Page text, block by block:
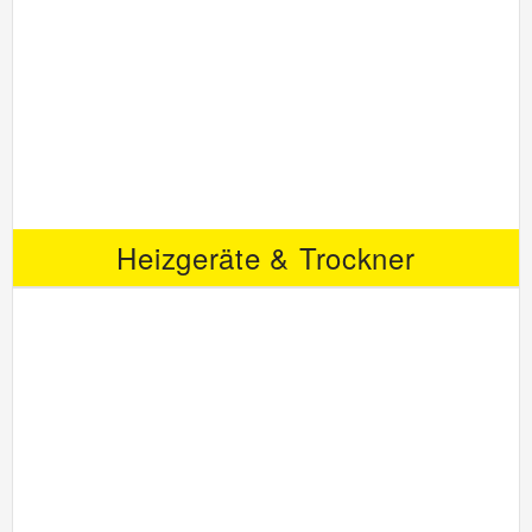
Heizgeräte & Trockner